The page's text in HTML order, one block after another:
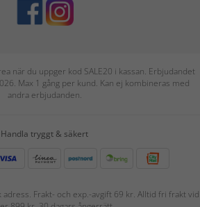
när du uppger kod SALE20 i kassan. Erbjudandet
Max 1 gång per kund. Kan ej kombineras med
andra erbjudanden.
Handla tryggt & säkert
Frakt- och exp.-avgift 69 kr. Alltid fri frakt vid